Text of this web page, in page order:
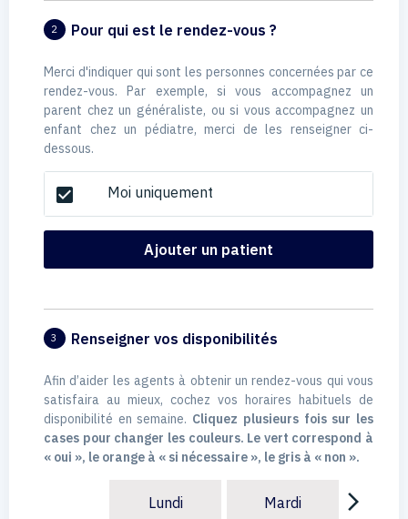
2 Pour qui est le rendez-vous ?
Merci d'indiquer qui sont les personnes concernées par ce
rendez-vous. Par exemple, si vous accompagnez un
parent chez un généraliste, ou si vous accompagnez un
enfant chez un pédiatre, merci de les renseigner ci-
dessous.
check_box Moi uniquement
Ajouter un patient
3 Renseigner vos disponibilités
Afin d’aider les agents à obtenir un rendez-vous qui vous
satisfaira au mieux, cochez vos horaires habituels de
disponibilité en semaine. Cliquez plusieurs fois sur les
cases pour changer les couleurs. Le vert correspond à
« oui », le orange à « si nécessaire », le gris à « non ».
Lundi Mardi arrow_forward_ios